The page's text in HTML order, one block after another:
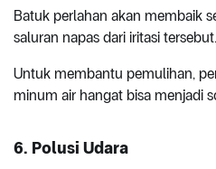
Batuk perlahan akan membaik
saluran napas dari iritasi tersebut.
Untuk membantu pemulihan,
minum air hangat bisa menjadi
6. Polusi Udara